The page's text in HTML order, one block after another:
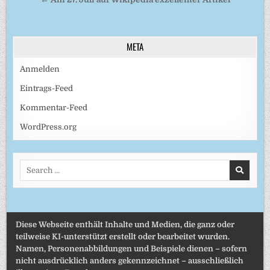
META
Anmelden
Eintrags-Feed
Kommentar-Feed
WordPress.org
Search
Diese Webseite enthält Inhalte und Medien, die ganz oder
teilweise KI-unterstützt erstellt oder bearbeitet wurden.
Namen, Personenabbildungen und Beispiele dienen – sofern
nicht ausdrücklich anders gekennzeichnet – ausschließlich